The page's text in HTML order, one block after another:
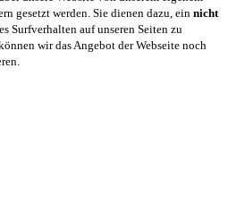
gesetzt werden. Sie dienen dazu, ein nicht
Surfverhalten auf unseren Seiten zu
wir das Angebot der Webseite noch